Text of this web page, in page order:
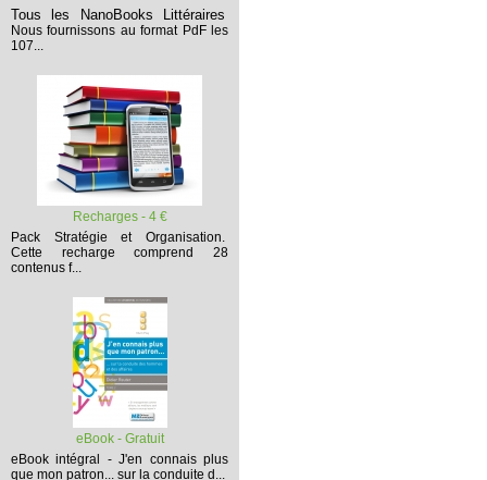
Tous les NanoBooks Littéraires
Nous fournissons au format PdF les
107...
Recharges - 4 €
Pack Stratégie et Organisation.
Cette recharge comprend 28
contenus f...
eBook - Gratuit
eBook intégral - J'en connais plus
que mon patron... sur la conduite d...